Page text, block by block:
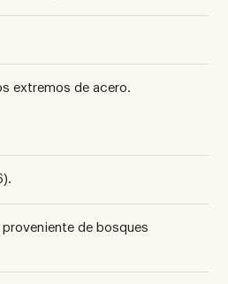
extremos de acero.
de bosques